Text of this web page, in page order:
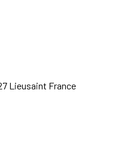
Lieusaint France